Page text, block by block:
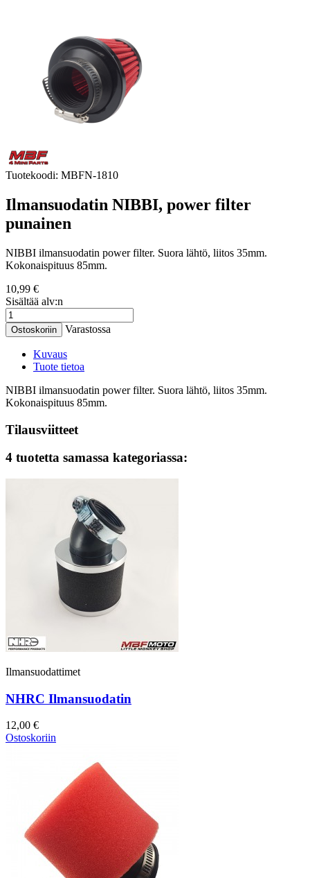
Tuotekoodi: MBFN-1810
Ilmansuodatin NIBBI, power filter
punainen
NIBBI ilmansuodatin power filter. Suora lähtö, liitos 35mm.
Kokonaispituus 85mm.
10,99 €
Sisältää alv:n
Ostoskoriin Varastossa
Kuvaus
Tuote tietoa
NIBBI ilmansuodatin power filter. Suora lähtö, liitos 35mm.
Kokonaispituus 85mm.
Tilausviitteet
4 tuotetta samassa kategoriassa:
Ilmansuodattimet
NHRC Ilmansuodatin
12,00 €
Ostoskoriin